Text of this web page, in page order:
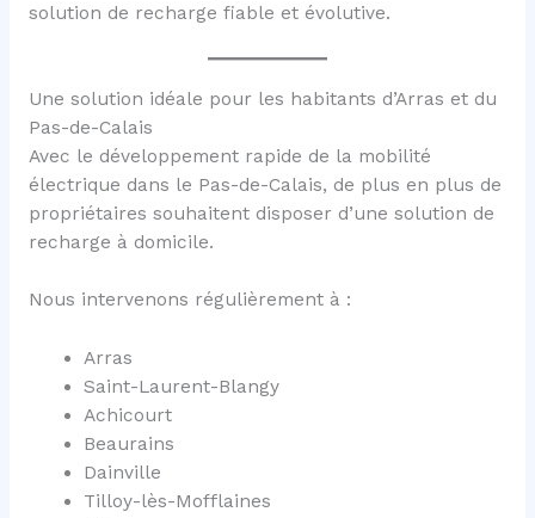
solution de recharge fiable et évolutive.
Une solution idéale pour les habitants d’Arras et du
Pas-de-Calais
Avec le développement rapide de la mobilité
électrique dans le Pas-de-Calais, de plus en plus de
propriétaires souhaitent disposer d’une solution de
recharge à domicile.
Nous intervenons régulièrement à :
Arras
Saint-Laurent-Blangy
Achicourt
Beaurains
Dainville
Tilloy-lès-Mofflaines